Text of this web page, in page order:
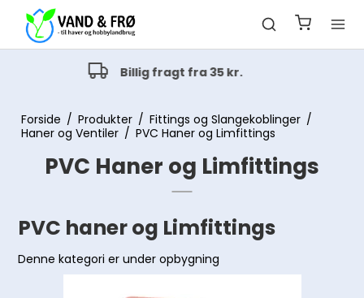
Alt indenfor havevanding
Drypvanding og pop-up vanding
Forside / Produkter / Fittings og Slangekoblinger /
Haner og Ventiler / PVC Haner og Limfittings
PVC Haner og Limfittings
PVC haner og Limfittings
Denne kategori er under opbygning